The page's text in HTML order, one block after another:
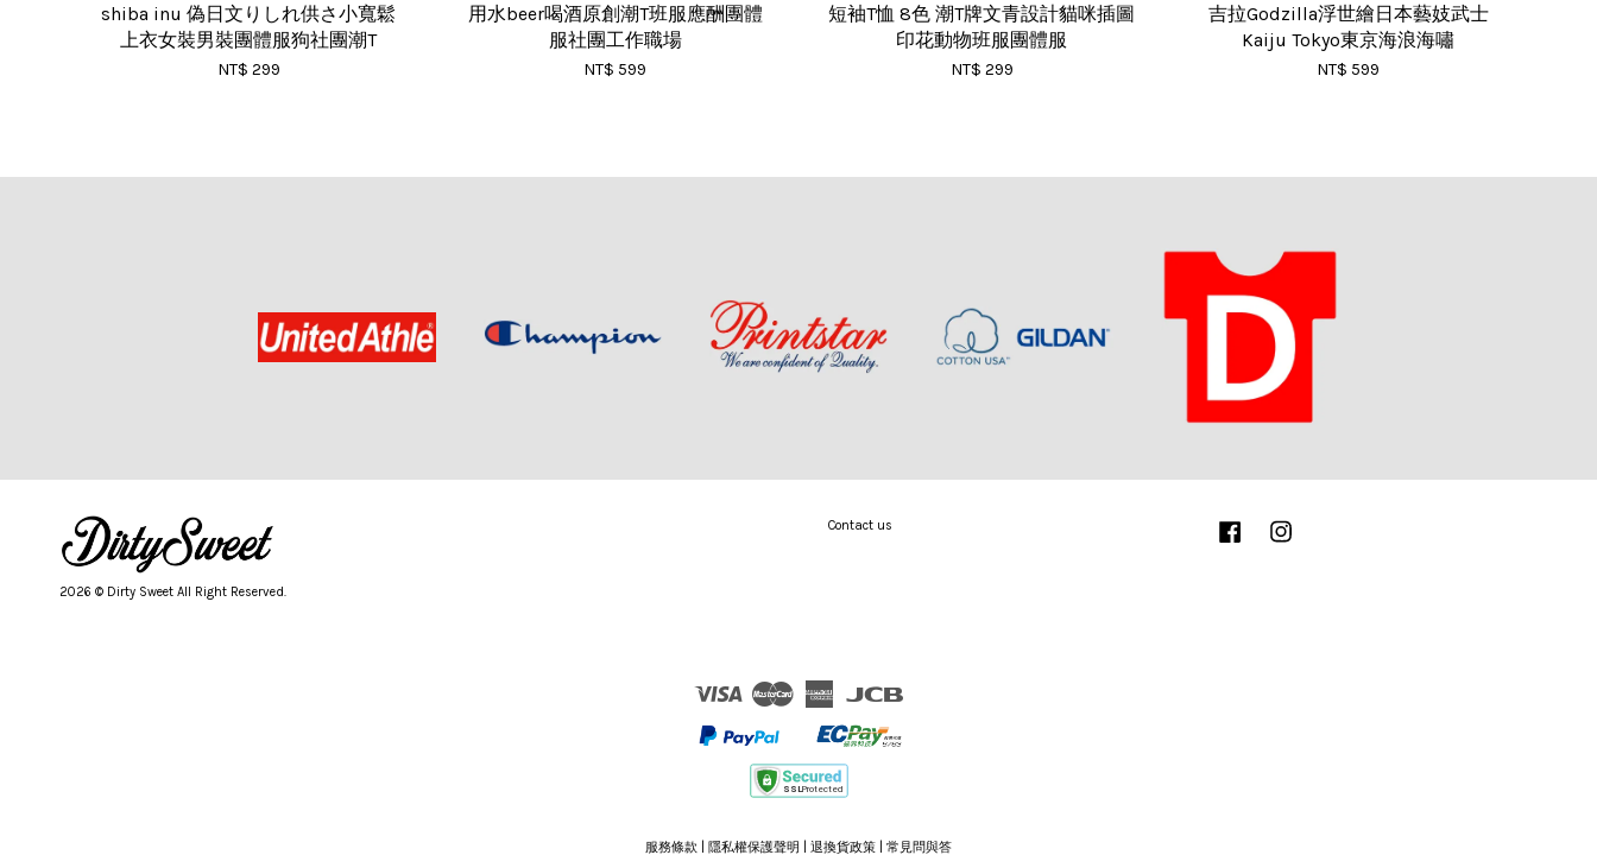
shiba inu 偽日文りしれ供さ小寬鬆
上衣女裝男裝團體服狗社團潮T
NT$ 299
用水beer喝酒原創潮T班服應酬團體
服社團工作職場
NT$ 599
短袖T恤 8色 潮T牌文青設計貓咪插圖
印花動物班服團體服
NT$ 299
吉拉Godzilla浮世繪日本藝妓武士
Kaiju Tokyo東京海浪海嘯
NT$ 599
2026 © Dirty Sweet All Right Reserved.
Contact us Facebook
Visa
American
服務條款 隱私權保護聲明 退換貨政策 常見問與答